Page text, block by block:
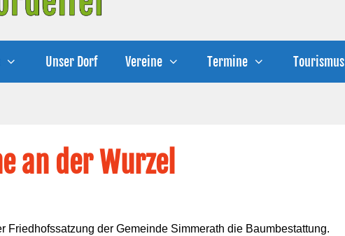
Unser Dorf Vereine Termine Tourismus
an der Wurzel
der Gemeinde Simmerath die Baumbestattung.